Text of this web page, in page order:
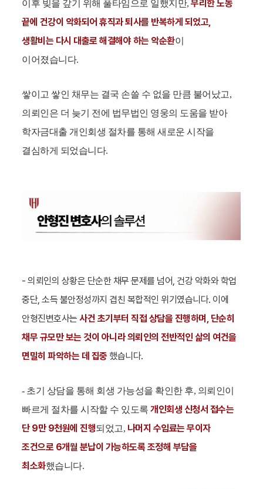
이후 빚을 갚기 위해 풀타임으로 일했지만,무리한 노동
끝에 건강이 악화되어 휴직과 퇴사를 반복하게 되었고,
생활비는 다시 대출로 해결해야 하는 악순환이
이어졌습니다.
쌓이고 쌓인 채무는 결국 손쓸 수 없을 만큼 불어났고,
의뢰인은 더 늦기 전에 법무법인 영웅의 도움을 받아
학자금대출 개인회생 절차를 통해 새로운 시작을
결심하게 되었습니다.
- 의뢰인의 상황은 단순한 채무 문제를 넘어, 건강 악화와 학업
중단, 소득 불안정성까지 겹친 복합적인 위기였습니다. 이에
안형진변호사는사건 초기부터 직접 상담을 진행하며, 단순히
채무 규모만 보는 것이 아니라 의뢰인의 전반적인 삶의 여건을
면밀히 파악하는 데 집중했습니다.
- 초기 상담을 통해 회생 가능성을 확인한 후, 의뢰인이
빠르게 절차를 시작할 수 있도록개인회생 신청서 접수는
단 9만 9천원에 진행되었고, 나머지 수임료는 무이자
조건으로 6개월 분납이 가능하도록 조정해 부담을
최소화했습니다.